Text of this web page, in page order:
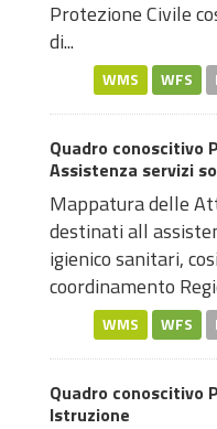
Protezione Civile
di...
WMS WFS
Quadro conoscitivo
Assistenza servizi
Mappatura delle
destinati all
igienico sanitari,
coordinamento
WMS WFS
Quadro conoscitivo
Istruzione